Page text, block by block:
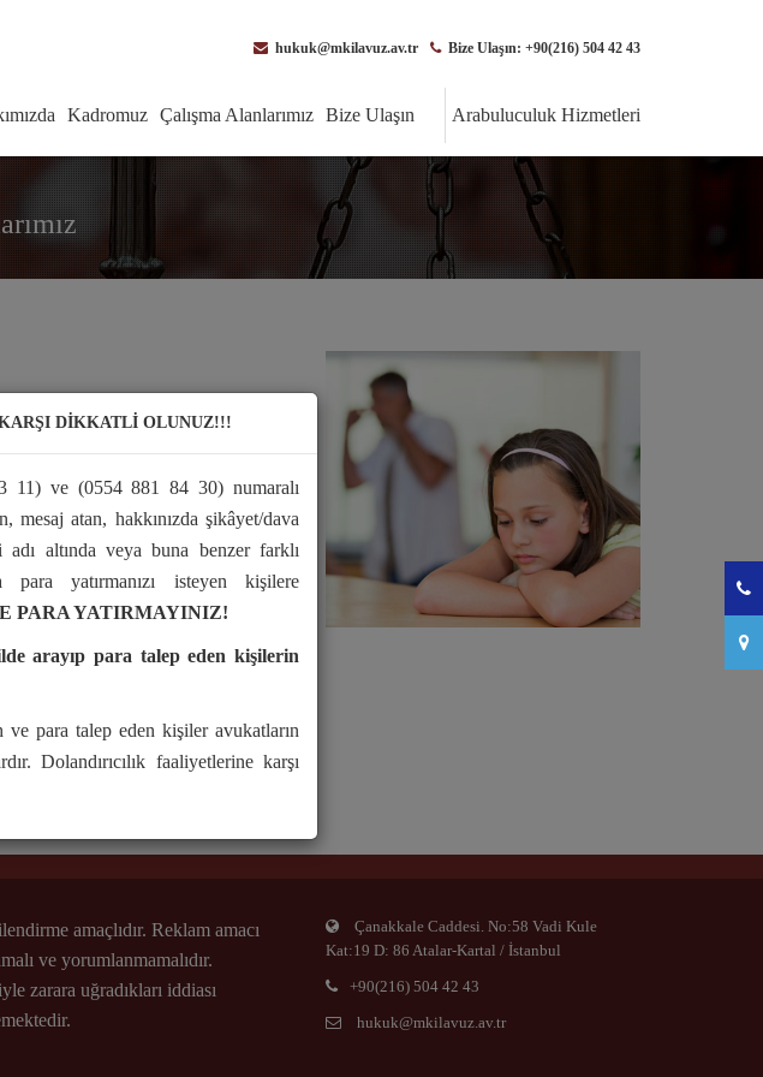
DİKKATLİ OLUNUZ!!!
11) ve (0554 881 84 30) numaralı
mesaj atan, hakkınızda şikâyet/dava
adı altında veya buna benzer farklı
para yatırmanızı isteyen kişilere
PARA YATIRMAYINIZ!
arayıp para talep eden kişilerin
para talep eden kişiler avukatların
Dolandırıcılık faaliyetlerine karşı
hukuk@mkilavuz.av.tr Bize Ulaşın: +90(216) 504 42 43
Kadromuz Çalışma Alanlarımız Bize Ulaşın Arabuluculuk Hizmetleri
amaçlıdır. Reklam amacı
ve yorumlanmamalıdır.
zarara uğradıkları iddiası
Çanakkale Caddesi. No:58 Vadi Kule
Kat:19 D: 86 Atalar-Kartal / İstanbul
+90(216) 504 42 43
hukuk@mkilavuz.av.tr